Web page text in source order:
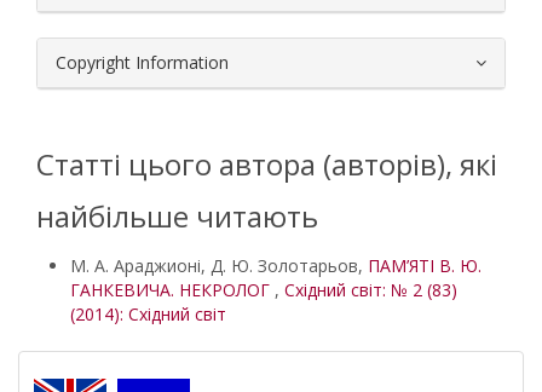
Copyright Information
Статті цього автора (авторів), які
найбільше читають
М. А. Араджионі, Д. Ю. Золотарьов, ПАМ’ЯТІ В. Ю.
ГАНКЕВИЧА. НЕКРОЛОГ , Східний світ: № 2 (83)
(2014): Східний світ